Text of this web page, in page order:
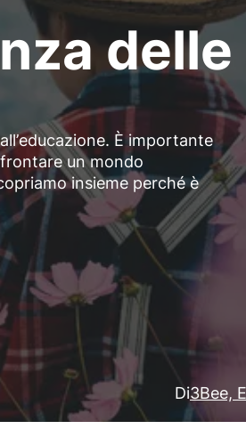
delle
educazione. È importante
un mondo
insieme perché è
Di3Bee,